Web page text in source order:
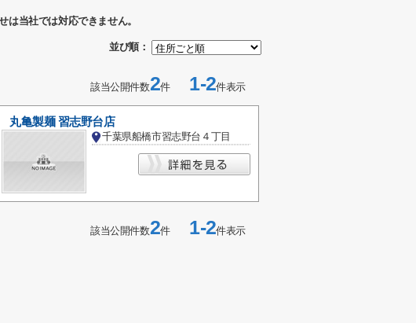
当社では対応できません。
並び順：
該当公開件数2件1-2件表示
丸亀製麺 習志野台店
千葉県船橋市習志野台４丁目
該当公開件数2件1-2件表示